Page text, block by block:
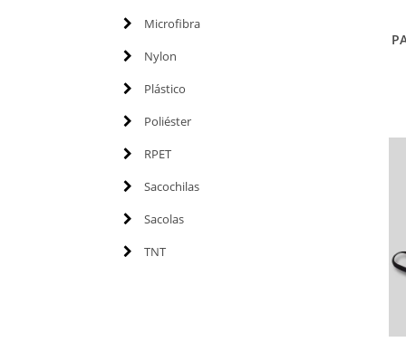
Microfibra
Nylon
Plástico
Poliéster
RPET
Sacochilas
Sacolas
TNT